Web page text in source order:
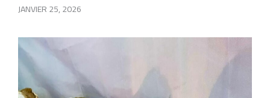
JANVIER 25, 2026